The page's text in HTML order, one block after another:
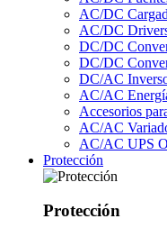
AC/DC
AC/DC
DC/DC
DC/DC
DC/AC
AC/AC
Accesorios
AC/AC
AC/AC UPS
Protección
Protección